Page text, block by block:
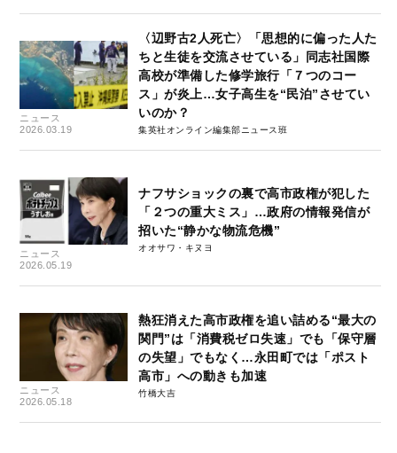
ニュース
2026.03.19
〈辺野古2人死亡〉「思想的に偏った人た
ちと生徒を交流させている」同志社国際
高校が準備した修学旅行「７つのコー
ス」が炎上…女子高生を“民泊”させてい
いのか？
集英社オンライン編集部ニュース班
ニュース
2026.05.19
ナフサショックの裏で高市政権が犯した
「２つの重大ミス」…政府の情報発信が
招いた“静かな物流危機”
オオサワ・キヌヨ
ニュース
2026.05.18
熱狂消えた高市政権を追い詰める“最大の
関門”は「消費税ゼロ失速」でも「保守層
の失望」でもなく…永田町では「ポスト
高市」への動きも加速
竹橋大吉